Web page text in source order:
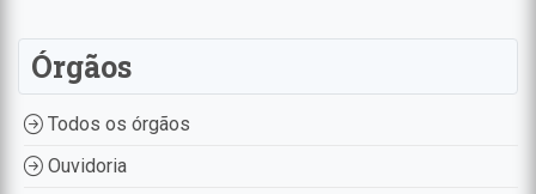
Órgãos
Todos os órgãos
Ouvidoria